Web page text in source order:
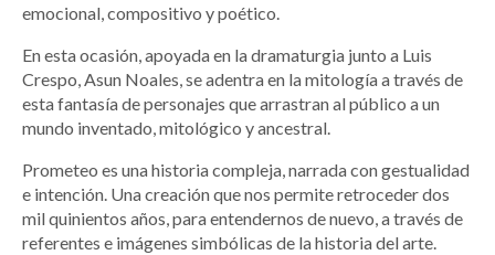
emocional, compositivo y poético.
En esta ocasión, apoyada en la dramaturgia junto a Luis
Crespo, Asun Noales, se adentra en la mitología a través de
esta fantasía de personajes que arrastran al público a un
mundo inventado, mitológico y ancestral.
Prometeo es una historia compleja, narrada con gestualidad
e intención. Una creación que nos permite retroceder dos
mil quinientos años, para entendernos de nuevo, a través de
referentes e imágenes simbólicas de la historia del arte.